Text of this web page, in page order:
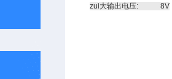
zui大输出电压: 8V